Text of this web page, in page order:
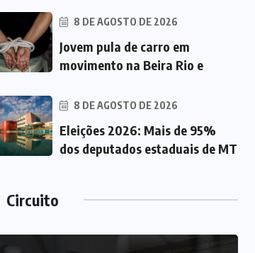
8 DE AGOSTO DE 2026
Jovem pula de carro em
movimento na Beira Rio e
8 DE AGOSTO DE 2026
Eleições 2026: Mais de 95%
dos deputados estaduais de MT
Circuito